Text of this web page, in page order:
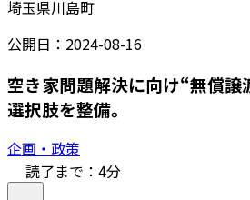
埼玉県川島町
公開日： 2024-08-16
空き家問題解決に向け“無償譲
選択肢を整備。
企画・政策
読了まで： 4分